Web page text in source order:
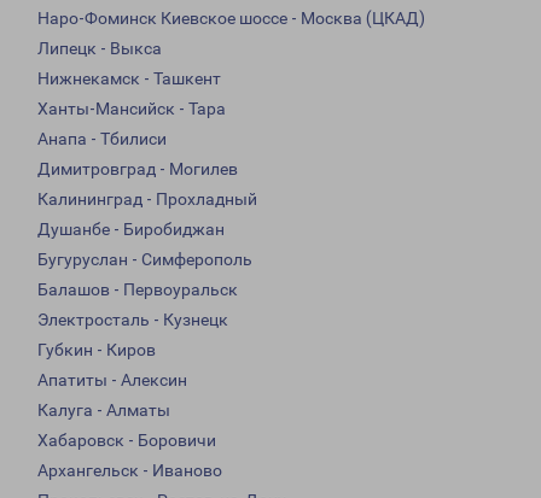
Наро-Фоминск Киевское шоссе - Москва (ЦКАД)
Липецк - Выкса
Нижнекамск - Ташкент
Ханты-Мансийск - Тара
Анапа - Тбилиси
Димитровград - Могилев
Калининград - Прохладный
Душанбе - Биробиджан
Бугуруслан - Симферополь
Балашов - Первоуральск
Электросталь - Кузнецк
Губкин - Киров
Апатиты - Алексин
Калуга - Алматы
Хабаровск - Боровичи
Архангельск - Иваново